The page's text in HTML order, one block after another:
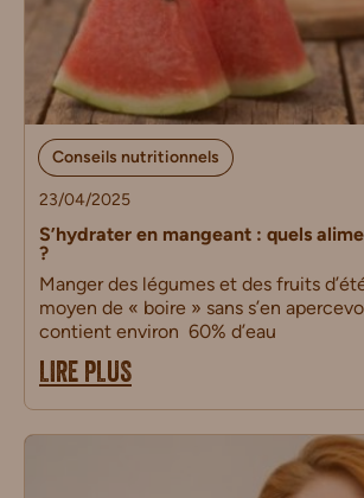
Conseils nutritionnels
23/04/2025
S’hydrater en mangeant : quels
?
Manger des légumes et des fruits
moyen de « boire » sans s’en
contient environ 60% d’eau
LIRE PLUS